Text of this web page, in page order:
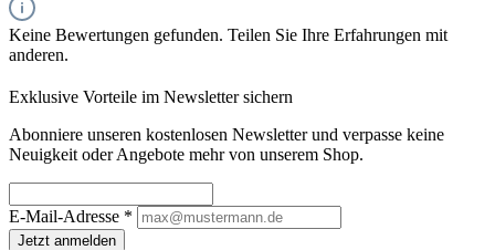
Keine Bewertungen gefunden. Teilen Sie Ihre Erfahrungen mit
anderen.
Exklusive Vorteile im Newsletter sichern
Abonniere unseren kostenlosen Newsletter und verpasse keine
Neuigkeit oder Angebote mehr von unserem Shop.
E-Mail-Adresse *
Jetzt anmelden